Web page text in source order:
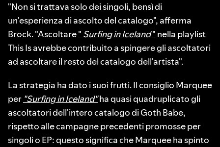
"Non si trattava solo dei singoli, bensì di
un'esperienza di ascolto del catalogo", afferma
Brock. "Ascoltare" Surfing in Iceland" nella playlist
This Is avrebbe contribuito a spingere gli ascoltatori
ad ascoltare il resto del catalogo dell'artista".
La strategia ha dato i suoi frutti. Il consiglio Marquee
per "Surfing in Iceland"ha quasi quadruplicato gli
ascoltatori dell'intero catalogo di Goth Babe,
rispetto alle campagne precedenti promosse per
singoli o EP: questo significa che Marquee ha spinto